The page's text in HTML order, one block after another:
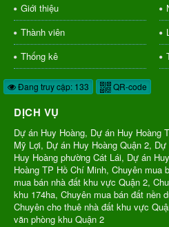
Giới thiệu
Thành viên
Thống kê
Đang truy cập: 133 QR-code
DỊCH VỤ
Dự án Huy Hoàng, Dự án Huy Hoàng
Mỹ Lợi, Dự án Huy Hoàng Quận 2,
Huy Hoàng phường Cát Lái, Dự án
Hoàng TP Hồ Chí Minh, Chuyên mua
mua bán nhà đất khu vực Quận 2,
khu 174ha, Chuyên mua bán đất nền
Chuyên cho thuê nhà đất khu vực
văn phòng khu Quận 2